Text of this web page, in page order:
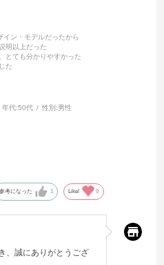
イン・モデルだったから
以上だった
ても分かりやすかった
た
年代:50代 性別:男性
参考になった 1 Like! 0
、誠にありがとうござ